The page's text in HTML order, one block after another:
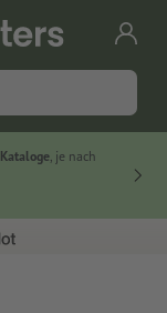
, je nach